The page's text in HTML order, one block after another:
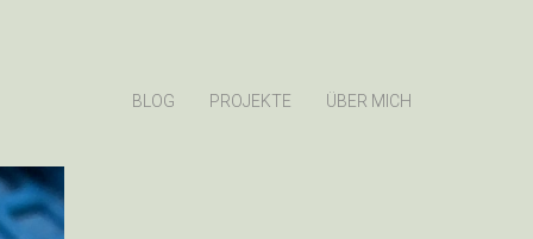
BLOG PROJEKTE ÜBER MICH